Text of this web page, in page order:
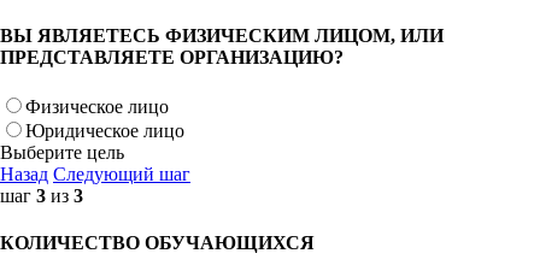
ВЫ ЯВЛЯЕТЕСЬ ФИЗИЧЕСКИМ ЛИЦОМ, ИЛИ
ПРЕДСТАВЛЯЕТЕ ОРГАНИЗАЦИЮ?
Физическое лицо
Юридическое лицо
Выберите цель
Назад Следующий шаг
шаг 3 из 3
КОЛИЧЕСТВО ОБУЧАЮЩИХСЯ